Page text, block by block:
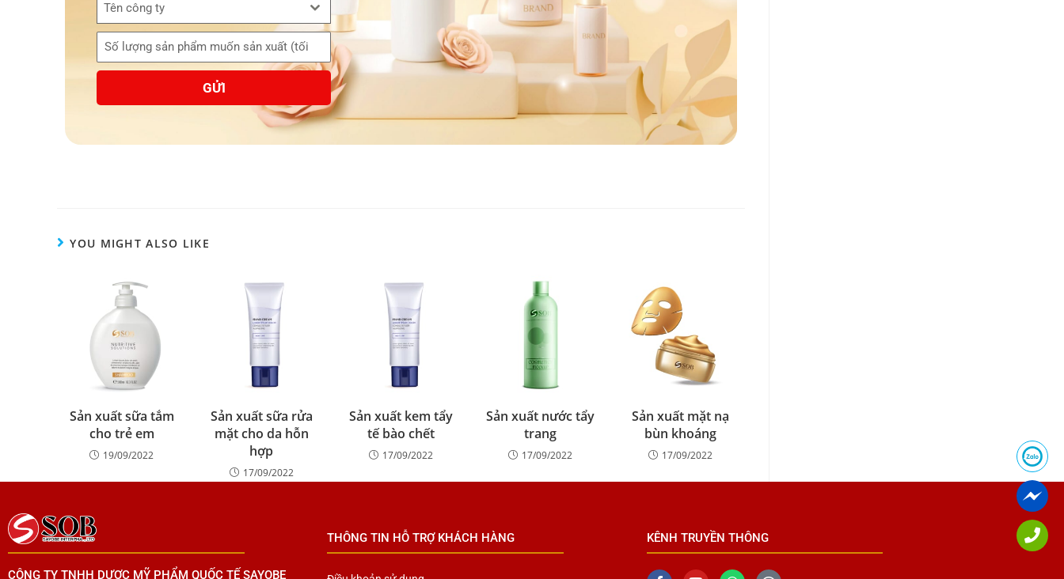
Tên công ty
GỬI
YOU MIGHT ALSO LIKE
Sản xuất sữa tắm
cho trẻ em
19/09/2022
Sản xuất sữa rửa
mặt cho da hỗn
hợp
17/09/2022
Sản xuất kem tẩy
tế bào chết
17/09/2022
Sản xuất nước tẩy
trang
17/09/2022
Sản xuất mặt nạ
bùn khoáng
17/09/2022
THÔNG TIN HỖ TRỢ KHÁCH HÀNG KÊNH TRUYỀN THÔNG
CÔNG TY TNHH DƯỢC MỸ PHẨM QUỐC TẾ SAYOBE